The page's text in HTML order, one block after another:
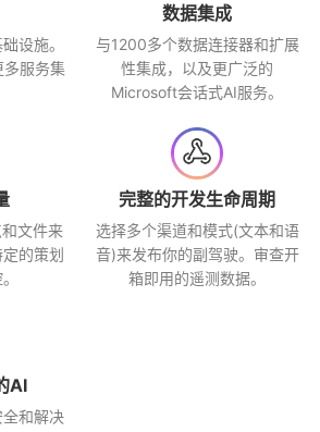
设施。
服务集
数据集成
与1200多个数据连接器和扩展
性集成，以及更广泛的
Microsoft会话式AI服务。
文件来
的策划
完整的开发生命周期
选择多个渠道和模式(文本和语
音)来发布你的副驾驶。审查开
箱即用的遥测数据。
AI
和解决